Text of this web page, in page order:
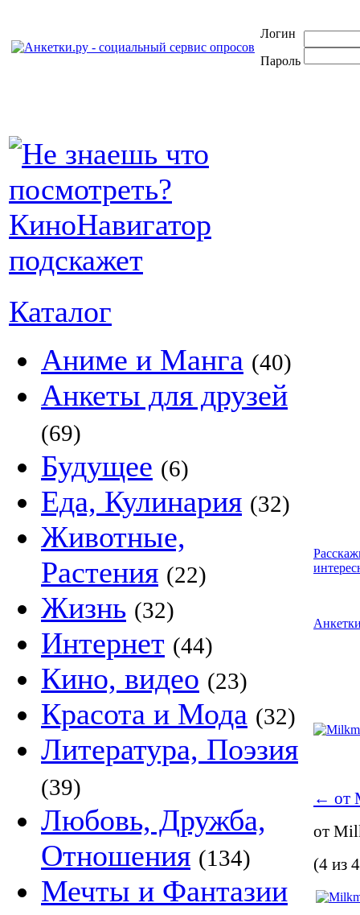
Логин
Пароль
Каталог
Аниме и Манга (40)
Анкеты для друзей
(69)
Будущее (6)
Еда, Кулинария (32)
Животные,
Растения (22)
Жизнь (32)
Интернет (44)
Кино, видео (23)
Красота и Мода (32)
Литература, Поэзия
(39)
Любовь, Дружба,
Отношения (134)
Мечты и Фантазии
← от
от
(4 из